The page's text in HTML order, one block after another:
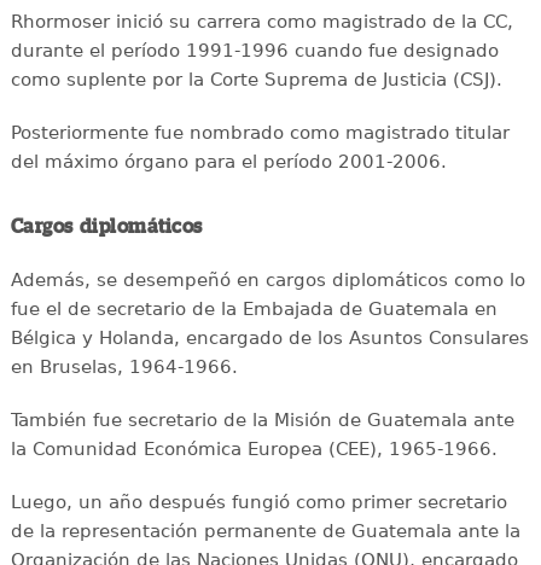
Rhormoser inició su carrera como magistrado de la CC,
durante el período 1991-1996 cuando fue designado
como suplente por la Corte Suprema de Justicia (CSJ).
Posteriormente fue nombrado como magistrado titular
del máximo órgano para el período 2001-2006.
Cargos diplomáticos
Además, se desempeñó en cargos diplomáticos como lo
fue el de secretario de la Embajada de Guatemala en
Bélgica y Holanda, encargado de los Asuntos Consulares
en Bruselas, 1964-1966.
También fue secretario de la Misión de Guatemala ante
la Comunidad Económica Europea (CEE), 1965-1966.
Luego, un año después fungió como primer secretario
de la representación permanente de Guatemala ante la
Organización de las Naciones Unidas (ONU), encargado